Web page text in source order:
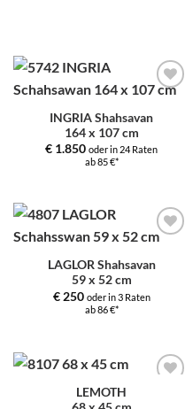
hinzufügen
INGRIA Shahsavan
164 x 107 cm
€ 1.850 oder in 24 Raten
ab 85 €*
hinzufügen
LAGLOR Shahsavan
59 x 52 cm
€250 oder in 3 Raten
ab 86 €*
LEMOTH